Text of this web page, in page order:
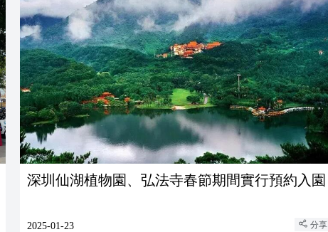
深圳仙湖植物園、弘法寺春節期間實行預約入園
2025-01-23 分享